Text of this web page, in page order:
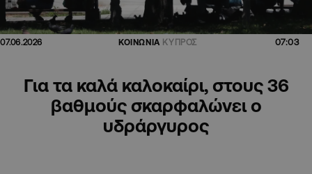
07.06.2026 ΚΟΙΝΩΝΙΑ ΚΥΠΡΟΣ 07:03
Για τα καλά καλοκαίρι, στους 36
βαθμούς σκαρφαλώνει ο
υδράργυρος